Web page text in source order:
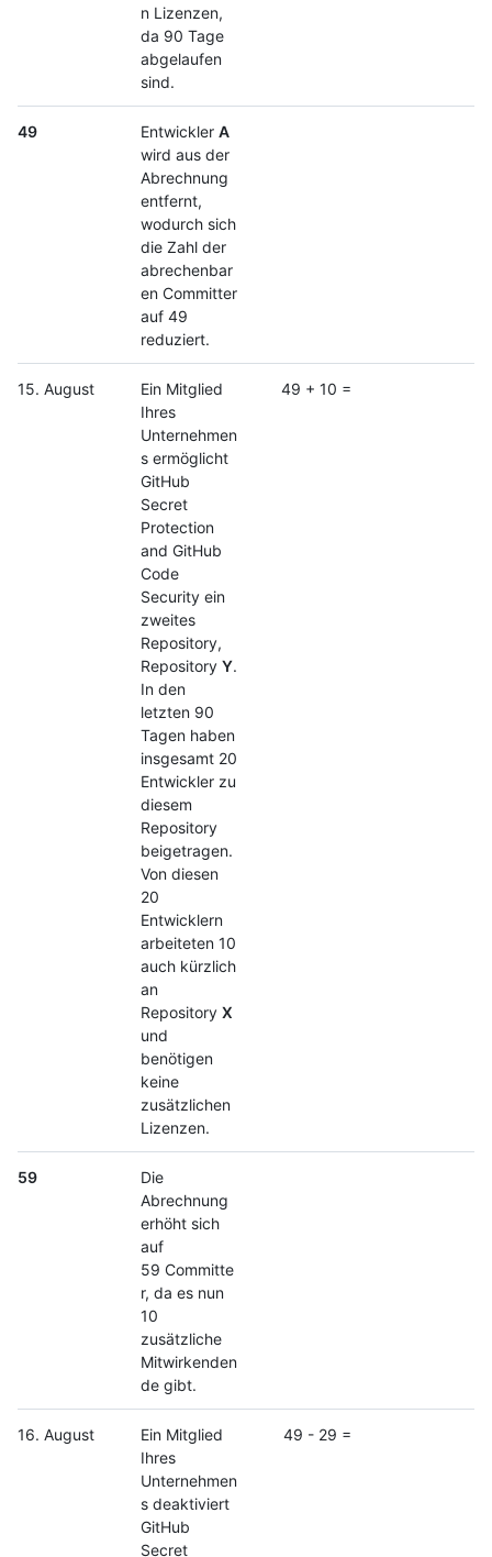
n Lizenzen,
da 90 Tage
abgelaufen
sind.
49 Entwickler A
wird aus der
Abrechnung
entfernt,
wodurch sich
die Zahl der
abrechenbar
en Committer
auf 49
reduziert.
15. August
Ein Mitglied
Ihres
Unternehmen
s ermöglicht
GitHub
Secret
Protection
and GitHub
Code
Security ein
zweites
Repository,
Repository Y.
In den
letzten 90
Tagen haben
insgesamt 20
Entwickler zu
diesem
Repository
beigetragen.
Von diesen
20
Entwicklern
arbeiteten 10
auch kürzlich
an
Repository X
und
benötigen
keine
zusätzlichen
Lizenzen.
49 + 10 =
59
Die
Abrechnung
erhöht sich
auf
59 Committe
r, da es nun
10
zusätzliche
Mitwirkenden
de gibt.
16. August
Ein Mitglied
Ihres
Unternehmen
s deaktiviert
GitHub
Secret
49 - 29 =